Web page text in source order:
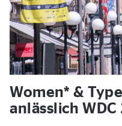
Women* &
anlässlich